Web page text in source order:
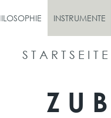
INSTRUMENTE
STARTSEITE